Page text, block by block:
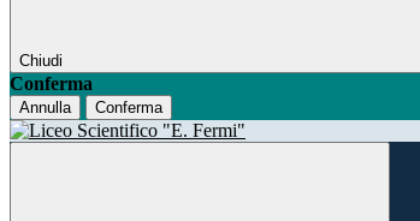
Chiudi
Conferma
Annulla Conferma